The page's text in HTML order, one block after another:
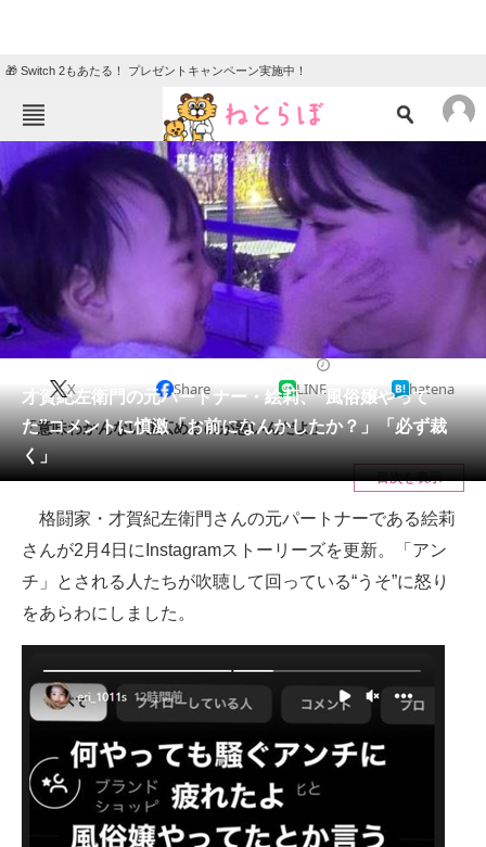
🎁 Switch 2もあたる！ プレゼントキャンペーン実施中！
ねとらぼメニュー
TOP ニュース
クイズ
地域
住まい 教育・育児
動物 リサーチ
会員記事
メディア
注目記事を集めた総合ページ
ITの今と未来を見通す
スマホと通信の最新トレンド
進化するPCとデバイスの未来
好きが集まる 比べて選べる
ビジネスと働き方のヒント
AI活用のいまが分かる
企業ITのトレンドを詳説
才賀紀左衛門の元パートナー・絵莉、“風俗嬢やって
た”コメントに憤激「お前になんかしたか？」「必ず裁
く」
X Share LINE hatena
「意味わかんない嘘広めるのが悪いんだよ」
目次を表示
格闘家・才賀紀左衛門さんの元パートナーである絵莉
さんが2月4日にInstagramストーリーズを更新。「アン
チ」とされる人たちが吹聴して回っている“うそ”に怒り
をあらわにしました。